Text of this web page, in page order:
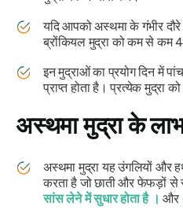
यदि आपको अस्थमा के गंभीर
ब्रोंकियलमुद्रा कोकम से कम 4
इनमुद्राओं काप्रयोग दिन में
प्राप्त होता है। प्रत्येक मुद्रा
अस्थमा मुद्रा के
अस्थमा मुद्रायह उंगलियों और
करता है जो छाती और फेफड़ों से
सांस लेने में सुधार होता है। और